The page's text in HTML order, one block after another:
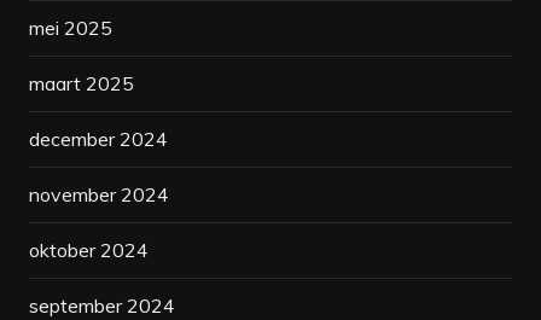
mei 2025
maart 2025
december 2024
november 2024
oktober 2024
september 2024